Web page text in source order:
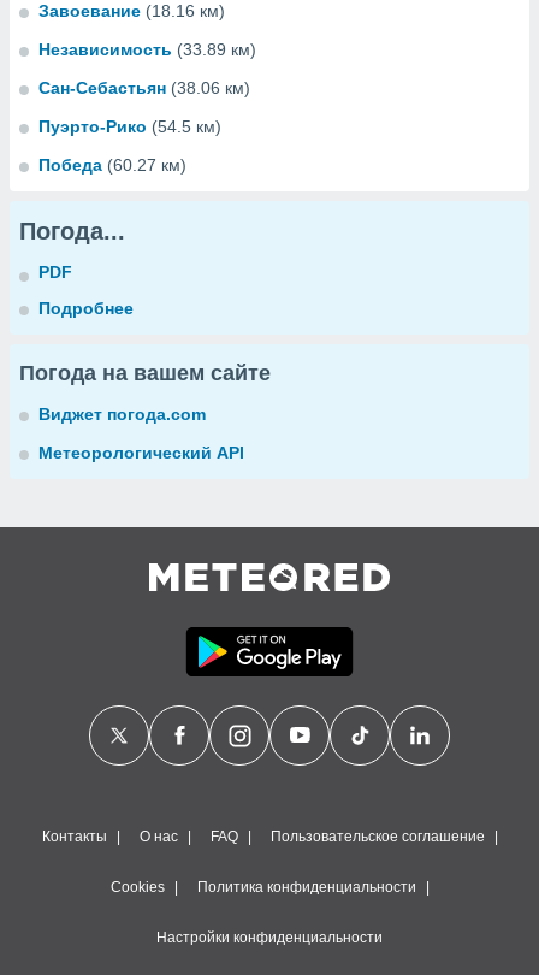
Завоевание (18.16 км)
Независимость (33.89 км)
Сан-Себастьян (38.06 км)
Пуэрто-Рико (54.5 км)
Победа (60.27 км)
Погода...
PDF
Подробнее
Погода на вашем сайте
Виджет погода.com
Метеорологический API
Контакты О нас FAQ Пользовательское соглашение
Cookies Политика конфиденциальности
Настройки конфиденциальности